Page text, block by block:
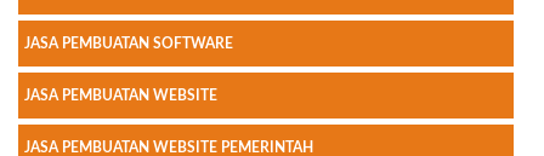
JASA PEMBUATAN SOFTWARE
JASA PEMBUATAN WEBSITE
JASA PEMBUATAN WEBSITE PEMERINTAH